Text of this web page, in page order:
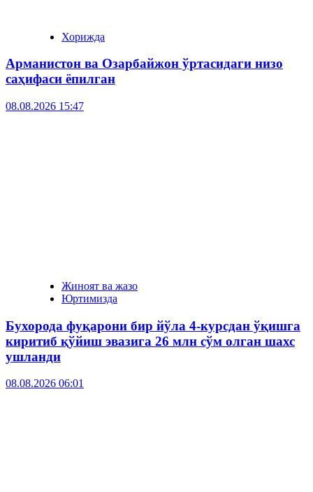
Хорижда
Арманистон ва Озарбайжон ўртасидаги низо
саҳифаси ёпилган
08.08.2026 15:47
Жиноят ва жазо
Юртимизда
Бухорода фуқарони бир йўла 4-курсдан ўқишга
киритиб қўйиш эвазига 26 млн сўм олган шахс
ушланди
08.08.2026 06:01